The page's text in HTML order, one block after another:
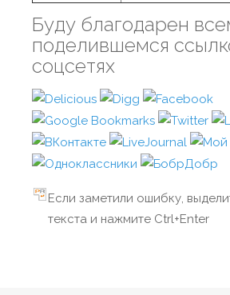
Буду благодарен
поделившемся
соцсетях
Если заметили ошибку,
текста и нажмите Ctrl+Enter